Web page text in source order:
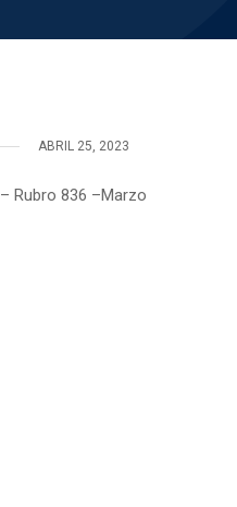
ABRIL 25, 2023
Rubro 836 –Marzo